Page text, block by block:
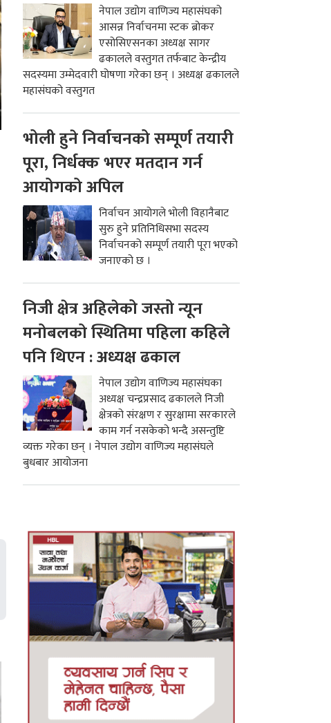
नेपाल उद्योग वाणिज्य महासंघको
आसन्न निर्वाचनमा स्टक ब्रोकर
एसोसिएसनका अध्यक्ष सागर
ढकालले वस्तुगत तर्फबाट केन्द्रीय
सदस्यमा उम्मेदवारी घोषणा गरेका छन् । अध्यक्ष ढकालले
महासंघको वस्तुगत
भोली हुने निर्वाचनको सम्पूर्ण तयारी
पूरा, निर्धक्क भएर मतदान गर्न
आयोगको अपिल
निर्वाचन आयोगले भोली विहानैबाट
सुरु हुने प्रतिनिधिसभा सदस्य
निर्वाचनको सम्पूर्ण तयारी पूरा भएको
जनाएको छ ।
निजी क्षेत्र अहिलेको जस्तो न्यून
मनोबलको स्थितिमा पहिला कहिले
पनि थिएन : अध्यक्ष ढकाल
नेपाल उद्योग वाणिज्य महासंघका
अध्यक्ष चन्द्रप्रसाद ढकालले निजी
क्षेत्रको संरक्षण र सुरक्षामा सरकारले
काम गर्न नसकेको भन्दै असन्तुष्टि
व्यक्त गरेका छन् । नेपाल उद्योग वाणिज्य महासंघले
बुधबार आयोजना